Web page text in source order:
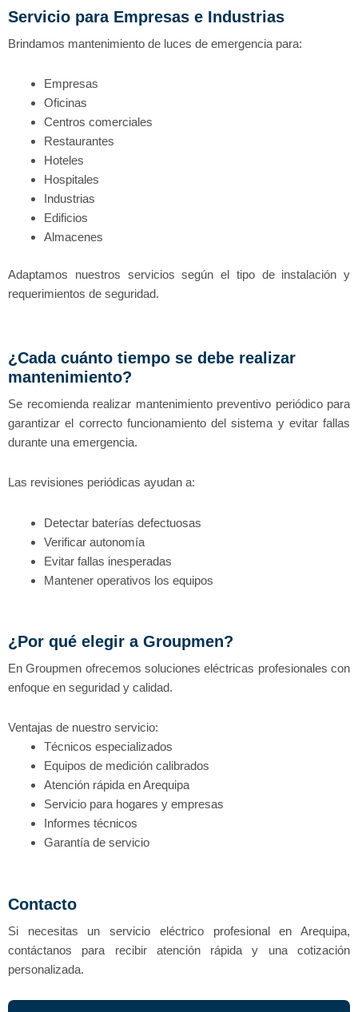
Servicio para Empresas e Industrias
Brindamos mantenimiento de luces de emergencia para:
Empresas
Oficinas
Centros comerciales
Restaurantes
Hoteles
Hospitales
Industrias
Edificios
Almacenes
Adaptamos nuestros servicios según el tipo de instalación y
requerimientos de seguridad.
¿Cada cuánto tiempo se debe realizar
mantenimiento?
Se recomienda realizar mantenimiento preventivo periódico para
garantizar el correcto funcionamiento del sistema y evitar fallas
durante una emergencia.
Las revisiones periódicas ayudan a:
Detectar baterías defectuosas
Verificar autonomía
Evitar fallas inesperadas
Mantener operativos los equipos
¿Por qué elegir a Groupmen?
En Groupmen ofrecemos soluciones eléctricas profesionales con
enfoque en seguridad y calidad.
Ventajas de nuestro servicio:
Técnicos especializados
Equipos de medición calibrados
Atención rápida en Arequipa
Servicio para hogares y empresas
Informes técnicos
Garantía de servicio
Contacto
Si necesitas un servicio eléctrico profesional en Arequipa,
contáctanos para recibir atención rápida y una cotización
personalizada.